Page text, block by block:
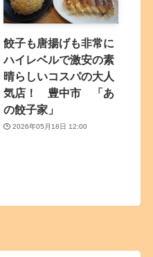
餃子も唐揚げも非常に
ハイレベルで激安の素
晴らしいコスパの大人
気店！ 豊中市 「あ
の餃子家」
2026年05月18日 12:00